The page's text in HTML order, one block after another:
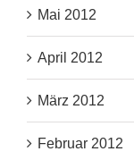
Mai 2012
April 2012
März 2012
Februar 2012